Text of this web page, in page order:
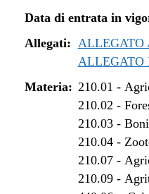
Data di entrata in
Allegati: ALLEGATO
ALLEGATO
Materia: 210.01 -
210.02 -
210.03-
210.04-
210.07-
210.09-